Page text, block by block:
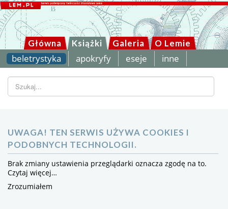
Główna Książki Galeria O Lemie
beletrystyka apokryfy eseje inne
Szukaj...
UWAGA! TEN SERWIS UŻYWA COOKIES I
PODOBNYCH TECHNOLOGII.
Brak zmiany ustawienia przeglądarki oznacza zgodę na to.
Czytaj więcej…
Zrozumiałem